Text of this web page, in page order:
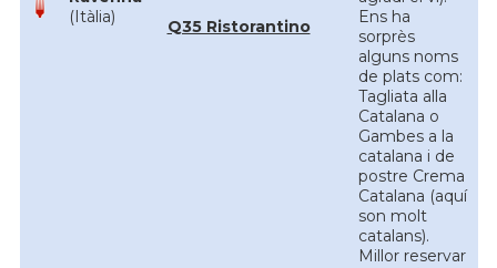
(Itàlia)
Q35 Ristorantino
Ens ha
sorprès
alguns noms
de plats com:
Tagliata alla
Catalana o
Gambes a la
catalana i de
postre Crema
Catalana (aquí
son molt
catalans).
Millor reservar